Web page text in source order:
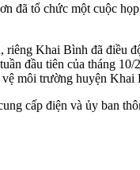
đã tổ chức một cuộc
Khai Bình đã điều
đầu tiên của tháng
môi trường huyện
cấp điện và ủy ban